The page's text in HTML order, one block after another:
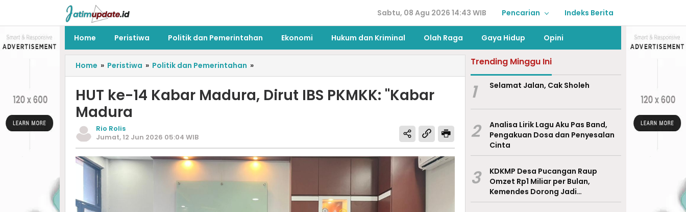
Sabtu, 08 Agu 2026 14:43 WIB Pencarian Indeks Berita
Home Peristiwa Politik dan Pemerintahan Ekonomi Hukum dan Kriminal Olah Raga Gaya Hidup Opini
Home » Peristiwa » Politik dan Pemerintahan »
HUT ke-14 Kabar Madura, Dirut IBS PKMKK: "Kabar
Madura
Rio Rolis
Jumat, 12 Jun 2026 05:04 WIB
Trending Minggu Ini
1 Selamat Jalan, Cak Sholeh
2
Analisa Lirik Lagu Aku Pas Band,
Pengakuan Dosa dan Penyesalan
Cinta
3
KDKMP Desa Pucangan Raup
Omzet Rp1 Miliar per Bulan,
Kemendes Dorong Jadi
Percontohan Nasional